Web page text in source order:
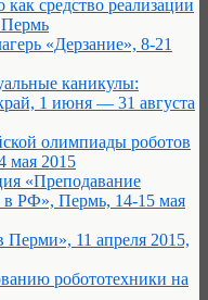
средство реализации
«Дерзание», 8-21
каникулы:
1 июня — 31 августа
олимпиады роботов
мая 2015
«Преподавание
РФ», Пермь, 14-15 мая
11 апреля 2015,
робототехники на